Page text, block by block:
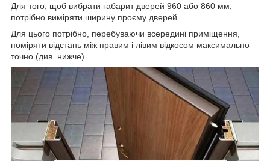
Для того, щоб вибрати габарит дверей 960 або 860 мм,
потрібно виміряти ширину проєму дверей.
Для цього потрібно, перебуваючи всередині приміщення,
поміряти відстань між правим і лівим відкосом максимально
точно (див. нижче)